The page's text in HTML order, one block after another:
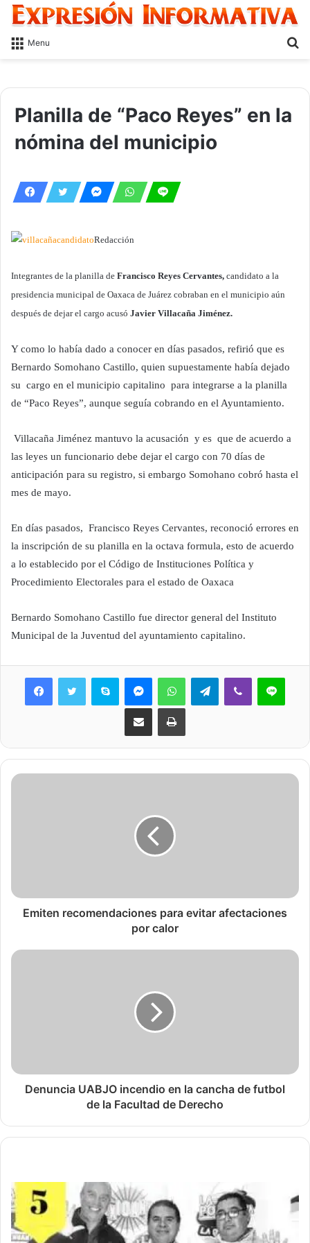
Menu
Planilla de “Paco Reyes” en la
nómina del municipio
Redacción
Integrantes de la planilla de Francisco Reyes Cervantes, candidato a la
presidencia municipal de Oaxaca de Juárez cobraban en el municipio aún
después de dejar el cargo acusó Javier Villacaña Jiménez.
Y como lo había dado a conocer en días pasados, refirió que es
Bernardo Somohano Castillo, quien supuestamente había dejado
su cargo en el municipio capitalino para integrarse a la planilla
de “Paco Reyes”, aunque seguía cobrando en el Ayuntamiento.
Villacaña Jiménez mantuvo la acusación y es que de acuerdo a
las leyes un funcionario debe dejar el cargo con 70 días de
anticipación para su registro, si embargo Somohano cobró hasta el
mes de mayo.
En días pasados, Francisco Reyes Cervantes, reconoció errores en
la inscripción de su planilla en la octava formula, esto de acuerdo
a lo establecido por el Código de Instituciones Política y
Procedimiento Electorales para el estado de Oaxaca
Bernardo Somohano Castillo fue director general del Instituto
Municipal de la Juventud del ayuntamiento capitalino.
Skype MessengerWhatsAppTelegramViber Line
Share via Email Print
Emiten recomendaciones para evitar afectaciones
por calor
Denuncia UABJO incendio en la cancha de futbol
de la Facultad de Derecho